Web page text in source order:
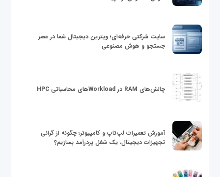
سایت شرکتی حرفه‌ای؛ ویترین دیجیتال شما در عصر
جستجو و هوش مصنوعی
چالش‌های RAM در Workloadهای محاسباتی HPC
آموزش تعمیرات لپ‌تاپ و کامپیوتر؛ چگونه از گرانی
تجهیزات دیجیتال، یک شغل پردرآمد بسازیم؟